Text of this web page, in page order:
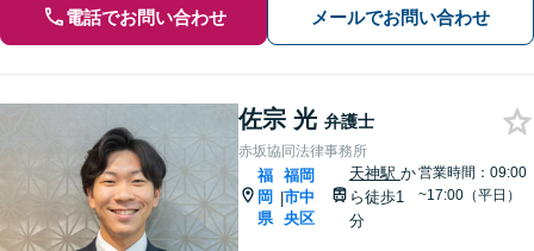
電話でお問い合わせ メールでお問い合わせ
佐宗 光 弁護士
赤坂協同法律事務所
福
岡
県
|
福岡
市中
央区
天神駅 か
ら徒歩1
分
営業時間：09:00
~17:00（平日）